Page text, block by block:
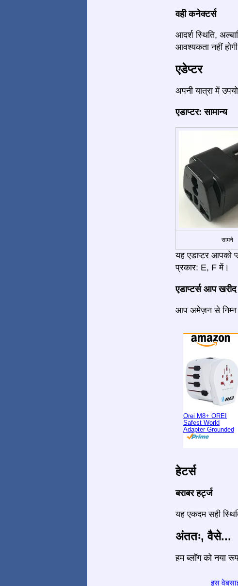
वही कनेक्टर्स
आदर्श स्थिति,
आवश्यकता नहीं
एडेप्टर
अपनी यात्रा में
एडाप्टर: सामान्य
सामने
यह एडाप्टर
प्रकार: E, F में।
एडाप्टर्स आप
आप अमेज़न से निम्न
Orei M8+ OREI
Safest World
Adapter Grounded
हेटर्स
बराबर हर्ट्ज
यह एकदम सही
अंततः, वैसे...
हम ब्लॉग को नया
इस